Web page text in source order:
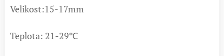
Velikost:15-17mm
Teplota: 21-29℃